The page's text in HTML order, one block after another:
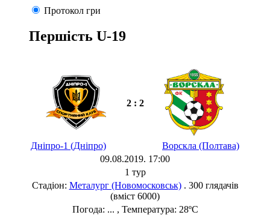
Протокол гри
Першість U-19
2 : 2
Дніпро-1 (Дніпро)
Ворскла (Полтава)
09.08.2019. 17:00
1 тур
Стадіон: Металург (Новомосковськ). 300 глядачів
(вміст 6000)
Погода: ... , Температура: 28ºC